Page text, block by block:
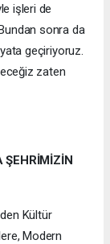
işleri de
sonra da
geçiriyoruz.
zaten
ŞEHRİMİZİN
Kültür
Modern